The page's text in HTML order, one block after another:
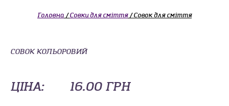
Головна /Совки для сміття/ Совок для сміття
СОВОК КОЛЬОРОВИЙ
ЦІНА: 16.00 ГРН